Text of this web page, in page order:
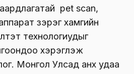
pet scan,
зэрэг хамгийн
технологиудыг
хэрэглэж
Монгол Улсад анх удаа